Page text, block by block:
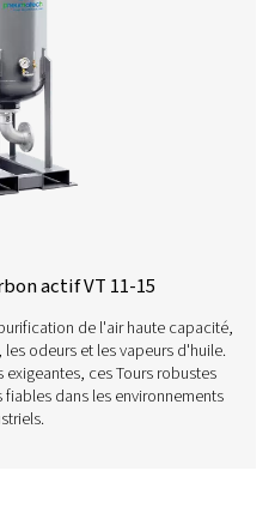
charbon actif VT 1-9
de charbon actif VT 1-9 offre